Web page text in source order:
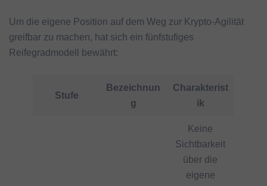
Um die eigene Position auf dem Weg zur Krypto-Agilität
greifbar zu machen, hat sich ein fünfstufiges
Reifegradmodell bewährt:
Stufe
Bezeichnun
g
Charakterist
ik
Keine
Sichtbarkeit
über die
eigene